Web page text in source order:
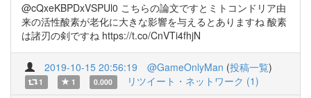
@cQxeKBPDxVSPUl0 こちらの論文ですとミトコンドリア由
来の活性酸素が老化に大きな影響を与えるとありますね 酸素
は諸刃の剣ですね https://t.co/CnVTi4fhjN
2019-10-15 20:56:19 @GameOnlyMan (投稿一覧)
1 1 0.000 リツイート・ネットワーク (1)